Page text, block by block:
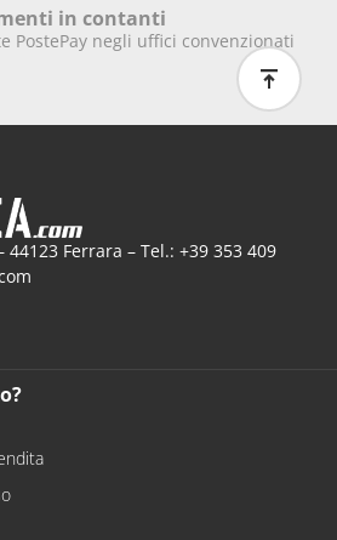
in contanti
PostePay negli uffici convenzionati
Ferrara – Tel.: +39 353 409